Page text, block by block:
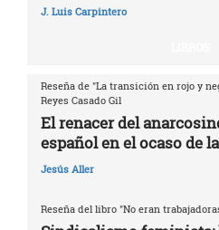
J. Luis Carpintero
Reseña de "La transición en rojo y
Reyes Casado Gil
El renacer del
español en el ocaso de
Jesús Aller
Reseña del libro "No eran